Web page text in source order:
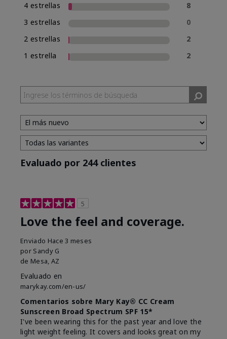
4 estrellas
8
3 estrellas
0
2 estrellas
2
1 estrella
2
Evaluado por 244 clientes
5
Love the feel and coverage.
Enviado Hace 3 meses
por Sandy G
de Mesa, AZ
Evaluado en
marykay.com/en-us/
Comentarios sobre Mary Kay® CC Cream
Sunscreen Broad Spectrum SPF 15*
I've been wearing this for the past year and love the
light weight feeling. It covers and looks great on my